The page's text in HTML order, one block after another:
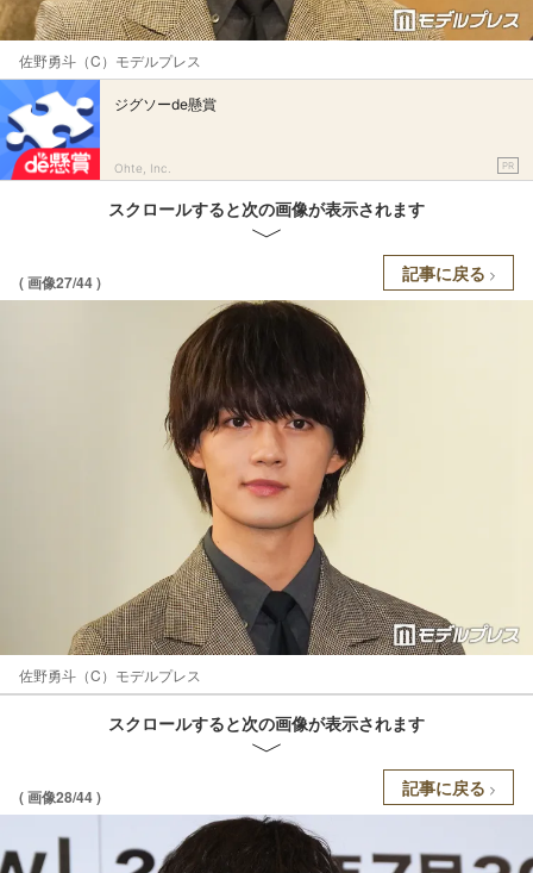
佐野勇斗（C）モデルプレス
ジグソーde懸賞
Ohte, Inc. PR
スクロールすると次の画像が表示されます
( 画像27/44 ) 記事に戻る
佐野勇斗（C）モデルプレス
スクロールすると次の画像が表示されます
( 画像28/44 ) 記事に戻る